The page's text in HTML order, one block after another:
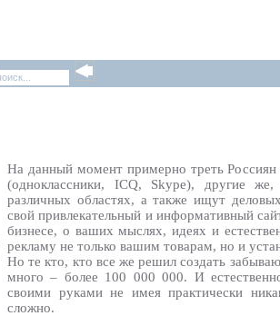
На данный момент примерно треть
(одноклассники, ICQ, Skype), другие
различных областях, а также ищут
свой привлекательный и информативный
бизнесе, о ваших мыслях, идеях и
рекламу не только вашим товарам, но и
Но те кто, кто все же решил создать
много – более 100 000 000. И
своими руками не имея практически
сложно.